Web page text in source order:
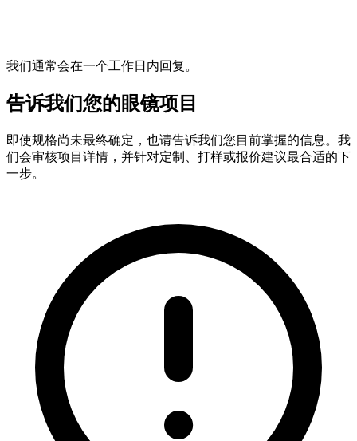
我们通常会在一个工作日内回复。
告诉我们您的眼镜项目
即使规格尚未最终确定，也请告诉我们您目前掌握的信息。我
们会审核项目详情，并针对定制、打样或报价建议最合适的下
一步。